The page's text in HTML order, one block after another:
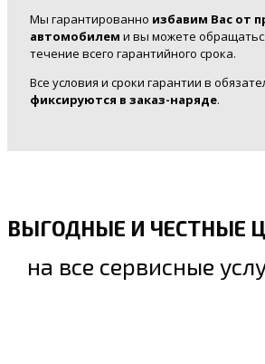
Мы гарантированно избавим Вас от
автомобилем и вы можете
течение всего гарантийного срока.
Все условия и сроки гарантии в
фиксируются в заказ-наряде.
ВЫГОДНЫЕ И ЧЕСТНЫЕ
на все сервисные